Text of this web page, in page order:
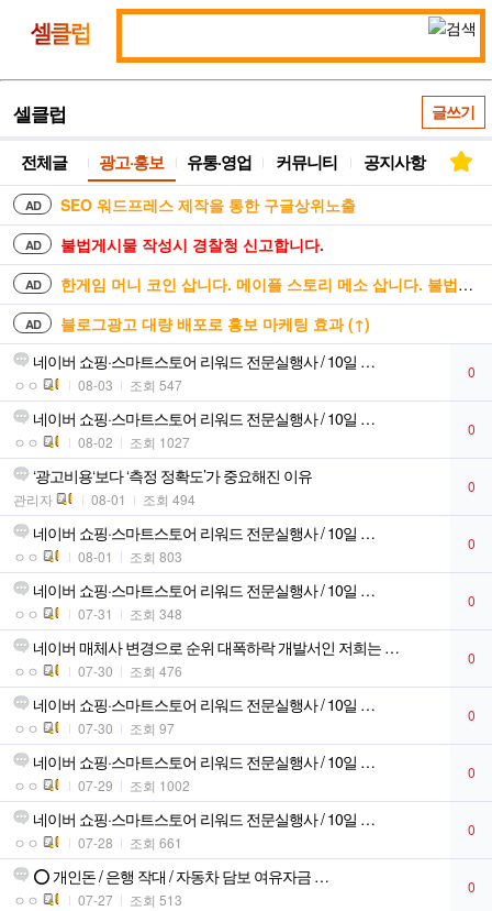
럽
셀클럽 글쓰기
전체글 광고·홍보 유통·영업 커뮤니티 공지사항
AD SEO 워드프레스 제작을 통한 구글상위노출
AD 불법게시물 작성시 경찰청 신고합니다.
AD 한게임 머니 코인 삽니다. 메이플 스토리 메소 삽니다. 불법거래 안합니다
AD
블로그광고 대량 배포로 홍보 마케팅 효과 (↑)
네이버 쇼핑·스마트스토어 리워드 전문실행사 / 10일 …
ㅇㅇ 08-03 조회 547
0
네이버 쇼핑·스마트스토어 리워드 전문실행사 / 10일 …
ㅇㅇ 08-02 조회 1027
0
‘광고비용‘보다 ‘측정 정확도’가 중요해진 이유
관리자 08-01 조회 494
0
네이버 쇼핑·스마트스토어 리워드 전문실행사 / 10일 …
ㅇㅇ 08-01 조회 803
0
네이버 쇼핑·스마트스토어 리워드 전문실행사 / 10일 …
ㅇㅇ 07-31 조회 348
0
네이버 매체사 변경으로 순위 대폭하락 개발서인 저희는 …
ㅇㅇ 07-30 조회 476
0
네이버 쇼핑·스마트스토어 리워드 전문실행사 / 10일 …
ㅇㅇ 07-30 조회 97
0
네이버 쇼핑·스마트스토어 리워드 전문실행사 / 10일 …
ㅇㅇ 07-29 조회 1002
0
네이버 쇼핑·스마트스토어 리워드 전문실행사 / 10일 …
ㅇㅇ 07-28 조회 661
0
⭕ 개인돈 / 은행 작대 / 자동차 담보 여유자금 …
ㅇㅇ 07-27 조회 513
0